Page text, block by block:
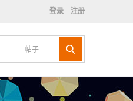
登录 注册
帖子